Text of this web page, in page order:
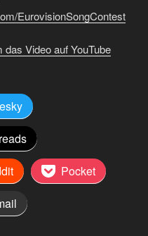
EurovisionSongContest
Video auf YouTube
Pocket